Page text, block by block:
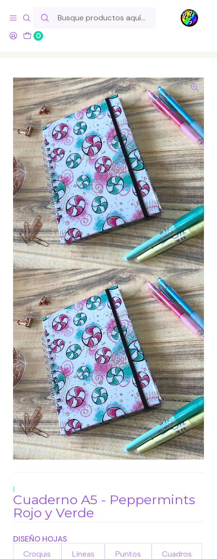
0
Hola! Si tu pedido incluye productos de fabricación propia,
ten en cuenta este tiempo para el despacho
Inicio Lo Hacemos Nosotros
|
Cuaderno A5 - Peppermints
Rojo y Verde
DISEÑO HOJAS
Croquis Líneas Puntos Cuadros